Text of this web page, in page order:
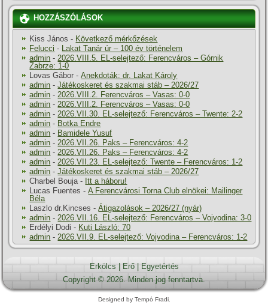
HOZZÁSZÓLÁSOK
Kiss János - Következő mérkőzések
Felucci - Lakat Tanár úr – 100 év történelem
admin -2026.VIII.5. EL-selejtező: Ferencváros – Górnik
Zabrze: 1-0
Lovas Gábor -Anekdoták: dr. Lakat Károly
admin -Játékoskeret és szakmai stáb – 2026/27
admin -2026.VIII.2. Ferencváros – Vasas: 0-0
admin -2026.VIII.2. Ferencváros – Vasas: 0-0
admin -2026.VII.30. EL-selejtező: Ferencváros – Twente: 2-2
admin - Botka Endre
admin - Bamidele Yusuf
admin -2026.VII.26. Paks – Ferencváros: 4-2
admin -2026.VII.26. Paks – Ferencváros: 4-2
admin -2026.VII.23. EL-selejtező: Twente – Ferencváros: 1-2
admin -Játékoskeret és szakmai stáb – 2026/27
Charbel Bouja- Itt a háboru!
Lucas Fuentes -A Ferencvárosi Torna Club elnökei: Mailinger
Béla
Laszlo dr.Kincses -Átigazolások – 2026/27 (nyár)
admin -2026.VII.16. EL-selejtező: Ferencváros – Vojvodina: 3-0
Erdélyi Dodi - Kuti László: 70
admin -2026.VII.9. EL-selejtező: Vojvodina – Ferencváros: 1-2
Erkölcs Erő|
Egyetértés
Copyright © 2026. Minden jog fenntartva.
Designed by Tempó Fradi.